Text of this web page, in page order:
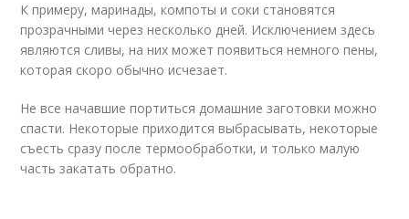
К примеру, маринады, компоты и соки становятся
прозрачными через несколько дней. Исключением здесь
являются сливы, на них может появиться немного пены,
которая скоро обычно исчезает.
Не все начавшие портиться домашние заготовки можно
спасти. Некоторые приходится выбрасывать, некоторые
съесть сразу после термообработки, и только малую
часть закатать обратно.